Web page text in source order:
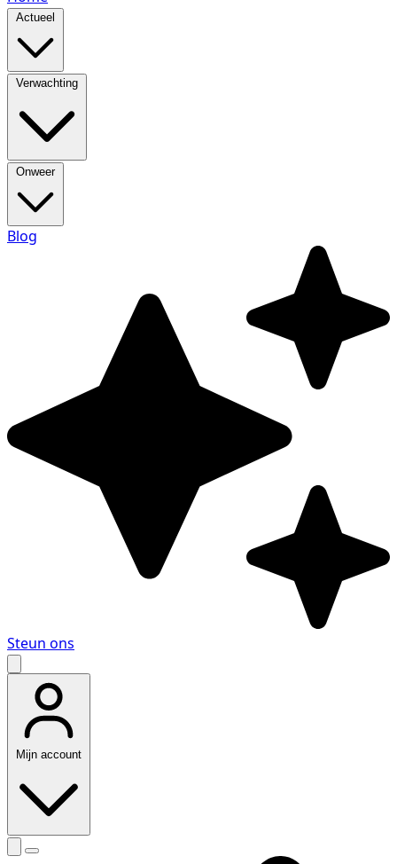
Actueel
Verwachting
Onweer
Blog
Steun ons
Mijn account